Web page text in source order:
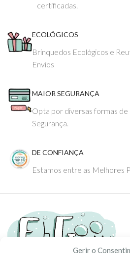
Gerir o
certificadas.
ECOLÓGICOS
Brinquedos Ecológicos e
Envios
MAIOR SEGURANÇA
Opta por diversas formas de
Segurança.
DE CONFIANÇA
Estamos entre as Melhores